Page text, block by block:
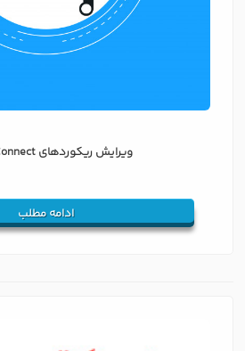
ویرایش ریکوردهای Adobe Connect
ادامه مطلب